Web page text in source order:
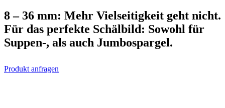
8 – 36 mm: Mehr Vielseitigkeit geht nicht.
Für das perfekte Schälbild: Sowohl für
Suppen-, als auch Jumbospargel.
Produkt anfragen